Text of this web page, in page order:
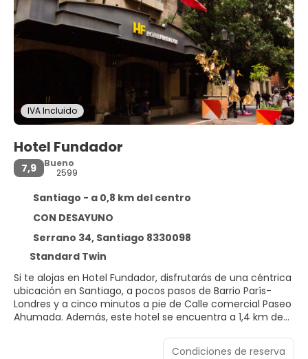
IVA Incluido
Hotel Fundador
7,9
Bueno
2599
Santiago - a 0,8 km del centro
CON DESAYUNO
Serrano 34, Santiago 8330098
Standard Twin
Si te alojas en Hotel Fundador, disfrutarás de una céntrica
ubicación en Santiago, a pocos pasos de Barrio París-
Londres y a cinco minutos a pie de Calle comercial Paseo
Ahumada. Además, este hotel se encuentra a 1,4 km de
Condiciones de reserva